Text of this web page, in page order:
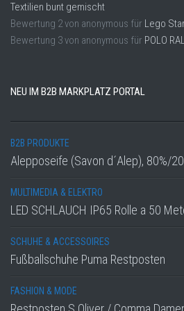
Textilien bunt gemischt
Bewertung 2von anonymous für Lego
Bewertung 3von anonymous für POLO
NEU IM B2B MARKPLATZ PORTAL
B2B PRODUKTE
Alepposeife (Savon d´Alep), 80%/
MULTIMEDIA & ELEKTRO
LED SCHLAUCH IP65 Rolle a 50
SCHUHE & ACCESSOIRES
Fußballschuhe Puma Restposten
FASHION & MODE